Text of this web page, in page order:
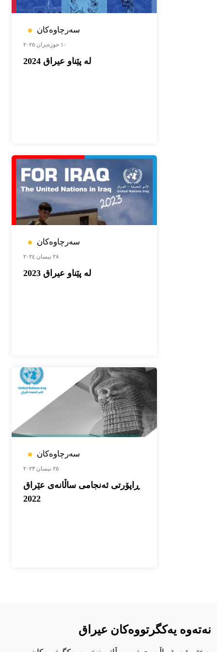
سەرچاوەکان
١٠ حوزەیران ٢٠٢٥
له‌ پێناو عیراق 2024
سەرچاوەکان
٢٨ نیسان ٢٠٢٤
له‌ پێناو عیراق 2023
سەرچاوەکان
٢٥ نیسان ٢٠٢٣
ڕاپۆرتی ئەنجامی ساڵانەی عێراق
2022
نەتەوە یەکگرتووەکان عيراق